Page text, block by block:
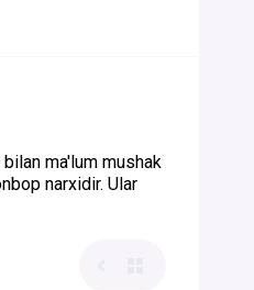
ma'lum mushak
narxidir. Ular